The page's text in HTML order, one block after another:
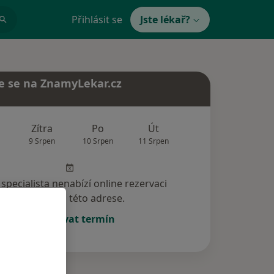
Přihlásit se Jste lékař?
se na ZnamyLekar.cz
Zítra
9 Srpen
Po
10 Srpen
Út
11 Srpen
nenabízí online rezervaci
termínu na této adrese.
Rezervovat termín